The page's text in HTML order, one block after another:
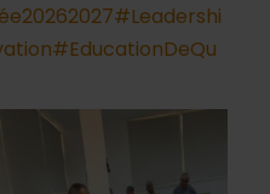
#Leadershi
#EducationDeQu